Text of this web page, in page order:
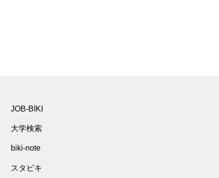
JOB-BIKI
大学検索
biki-note
スタビキ